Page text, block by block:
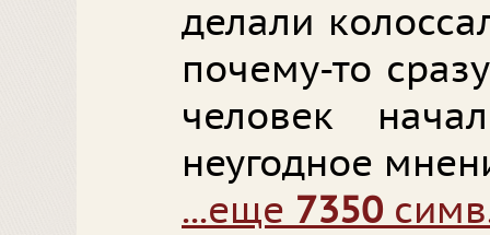
делали
почему-то
человек
неугодное
...еще 7350